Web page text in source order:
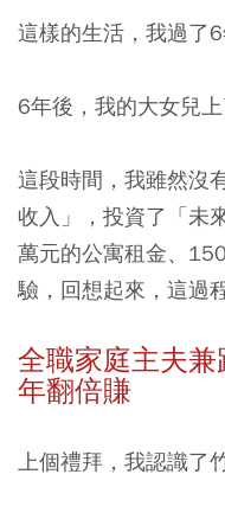
這樣的生活，我過了6
6年後，我的大女兒
這段時間，我雖然沒
收入」，投資了「未
萬元的公寓租金、
驗，回想起來，這過
全職家庭主夫
年翻倍賺
上個禮拜，我認識了竹